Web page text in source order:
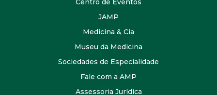
Centro de Eventos
JAMP
Medicina & Cia
Museu da Medicina
Sociedades de Especialidade
Fale com a AMP
Assessoria Jurídica